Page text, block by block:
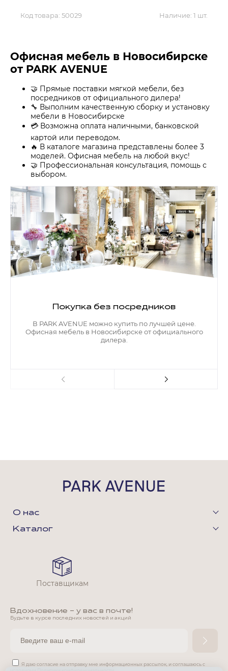
Код товара: 50029 Наличие: 1 шт.
Офисная мебель в Новосибирске
от PARK AVENUE
🤝 Прямые поставки мягкой мебели, без
посредников от официального дилера!
🔧 Выполним качественную сборку и установку
мебели в Новосибирске
💳 Возможна оплата наличными, банковской
картой или переводом.
🔥 В каталоге магазина представлены более 3
моделей. Офисная мебель на любой вкус!
🤝 Профессиональная консультация, помощь с
выбором.
Покупка без посредников
В PARK AVENUE можно купить по лучшей цене.
Офисная мебель в Новосибирске от официального
дилера.
О нас
Каталог
Вдохновение - у вас в почте!
Будьте в курсе последних новостей и акций
Я даю согласие на отправку мне информационных рассылок, и соглашаюсь с
Поставщикам